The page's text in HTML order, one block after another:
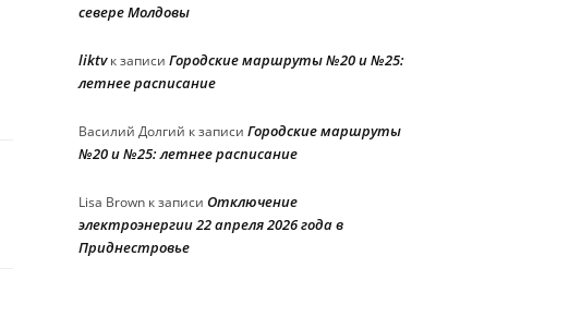
севере Молдовы
liktvк записи Городские маршруты №20 и №25:
летнее расписание
Василий Долгий к записи Городские маршруты
№20 и №25: летнее расписание
Lisa Brown к записи Отключение
электроэнергии 22 апреля 2026 года в
Приднестровье